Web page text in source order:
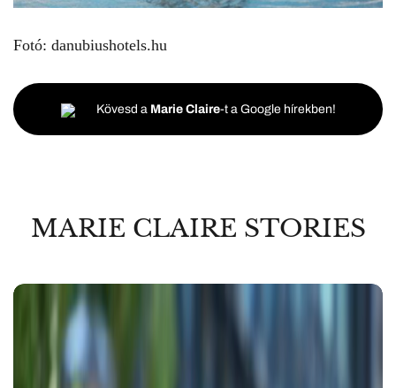
Fotó: danubiushotels.hu
Kövesd a Marie Claire-t a Google hírekben!
MARIE CLAIRE STORIES